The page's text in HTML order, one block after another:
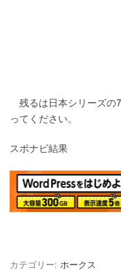
残るは日本シリーズの
ってください。
スポナビ結果
カテゴリー: ホークス